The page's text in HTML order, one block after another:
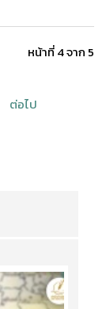
หน้าที่ 4 จาก 5
ต่อไป